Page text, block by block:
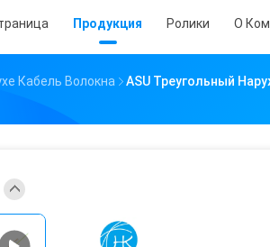
Продукция Ролики О
Кабель Волокна
ASU Треугольный